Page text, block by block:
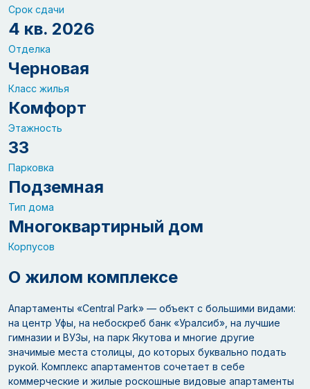
О жилом комплексе
Апартаменты «Central Park» — объект с большими видами:
на центр Уфы, на небоскреб банк «Уралсиб», на лучшие
гимназии и ВУЗы, на парк Якутова и многие другие
значимые места столицы, до которых буквально подать
рукой. Комплекс апартаментов сочетает в себе
коммерческие и жилые роскошные видовые апартаменты
Срок сдачи
4 кв. 2026
Отделка
Черновая
Класс жилья
Комфорт
Этажность
33
Парковка
Подземная
Тип дома
Многоквартирный дом
Корпусов